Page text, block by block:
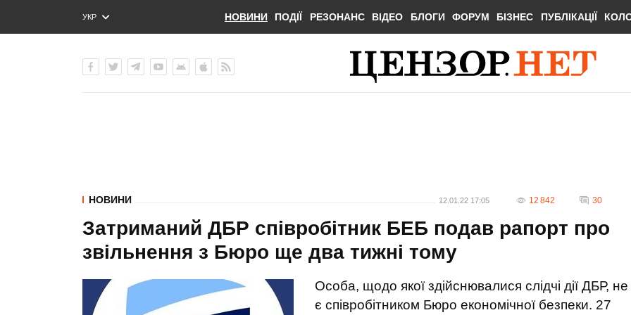
УКР
ENG
НОВИНИ ПОДІЇ РЕЗОНАНС ВІДЕО БЛОГИ ФОРУМ БІЗНЕС ПУБЛІКАЦІЇ
НОВИНИ 12.01.22 17:05 12 842 30
Затриманий ДБР співробітник БЕБ подав рапорт про
звільнення з Бюро ще два тижні тому
Особа, щодо якої здійснювалися слідчі дії ДБР, не
є співробітником Бюро економічної безпеки. 27